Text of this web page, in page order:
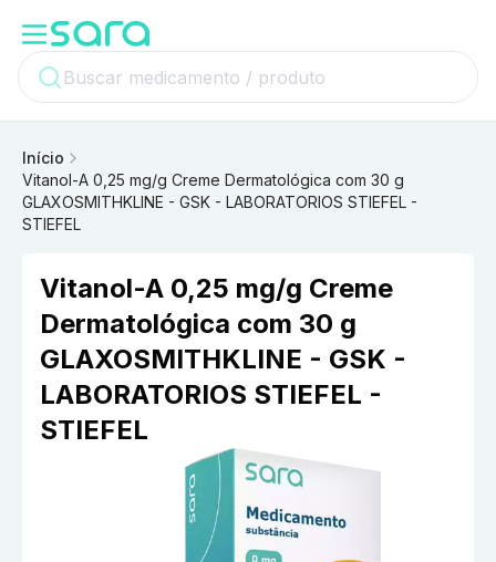
Início
Vitanol-A 0,25 mg/g Creme Dermatológica com 30 g
GLAXOSMITHKLINE - GSK - LABORATORIOS STIEFEL -
STIEFEL
Vitanol-A 0,25 mg/g Creme
Dermatológica com 30 g
GLAXOSMITHKLINE - GSK -
LABORATORIOS STIEFEL -
STIEFEL